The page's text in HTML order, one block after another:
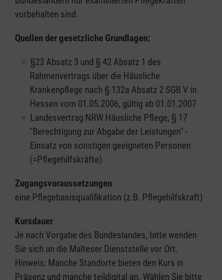
vorbehalten sind.
Quellen der gesetzliche Grundlagen:
§23 Absatz 3 und § 42 Absatz 1 des
Rahmenvertrags über die Häusliche
Krankenpflege nach § 132a Absatz 2 SGB V in
Hessen vom 01.05.2006, gültig ab 01.01.2007
Landesvertrag NRW Häusliche Pflege, § 17
"Berechtigung zur Abgabe der Leistungen" -
Einsatz von sonstigen geeigneten Personen
(=Pflegehilfskräfte)
Zugangsvoraussetzungen
eine Pflegebasisqualifikation (z.B. Pflegehilfskraft)
Kursdauer
Je nach Vorgabe des Bundeslandes, bitte wenden
Sie sich an die Malteser Dienststelle vor Ort.
Hinweis: Manche Standorte bieten den Kurs in
Präsenz und manche teildigital an. Wählen Sie bitte